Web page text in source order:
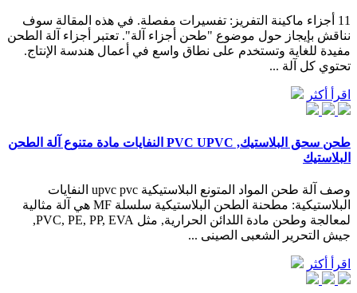
11 أجزاء ماكينة التفريز: تفسيرات مفصلة. في هذه المقالة سوف
نناقش بإيجاز حول موضوع "طحن أجزاء آلة". تعتبر أجزاء آلة الطحن
مفيدة للغاية وتستخدم على نطاق واسع في أعمال هندسة الإنتاج.
تحتوي كل آلة ...
اقرأ أكثر
طحن سحق البلاستيك, PVC UPVC النفايات مادة متنوع آلة الطحن
البلاستيك
وصف آلة طحن المواد المتونع البلاستيكية upvc pvc النفايات
البلاستيكية: مطحنة الطحن البلاستيكية سلسلة MF هي آلة مثالية
لمعالجة وطحن مادة اللدائن الحرارية, مثل PVC, PE, PP, EVA,
جيش التحرير الشعبى الصينى ...
اقرأ أكثر